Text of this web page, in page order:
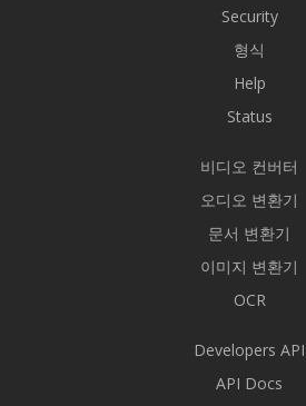
Security
형식
Help
Status
비디오 컨버터
오디오 변환기
문서 변환기
이미지 변환기
OCR
Developers API
API Docs